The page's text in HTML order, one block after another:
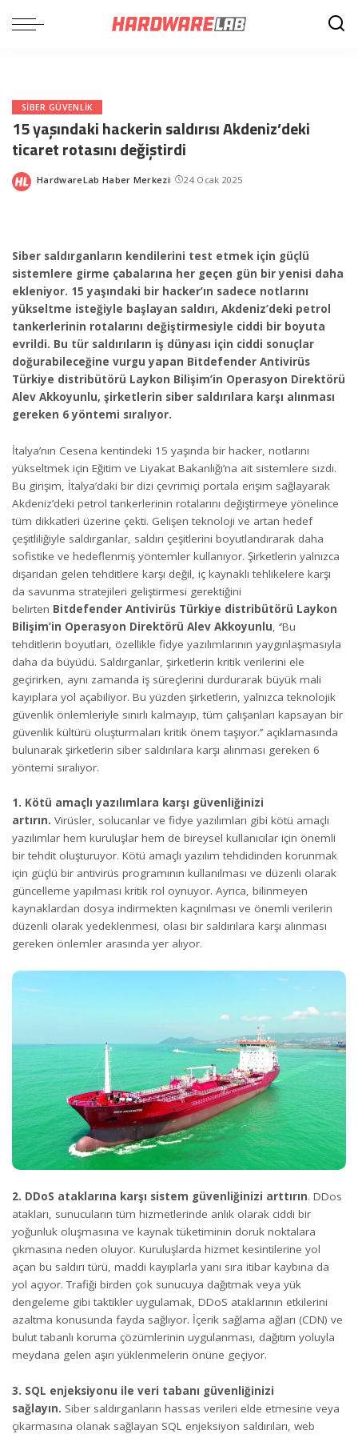
SIBER GÜVENLIK
15 yaşındaki hackerin saldırısı Akdeniz’deki
ticaret rotasını değiştirdi
Posted
HardwareLab Haber Merkezi 24 Ocak 2025
Siber saldırganların kendilerini test etmek için güçlü
sistemlere girme çabalarına her geçen gün bir yenisi daha
ekleniyor. 15 yaşındaki bir hacker’ın sadece notlarını
yükseltme isteğiyle başlayan saldırı, Akdeniz’deki petrol
tankerlerinin rotalarını değiştirmesiyle ciddi bir boyuta
evrildi. Bu tür saldırıların iş dünyası için ciddi sonuçlar
doğurabileceğine vurgu yapan Bitdefender Antivirüs
Türkiye distribütörü Laykon Bilişim’in Operasyon Direktörü
Alev Akkoyunlu, şirketlerin siber saldırılara karşı alınması
gereken 6 yöntemi sıralıyor.
İtalya’nın Cesena kentindeki 15 yaşında bir hacker, notlarını
yükseltmek için Eğitim ve Liyakat Bakanlığı’na ait sistemlere sızdı.
Bu girişim, İtalya’daki bir dizi çevrimiçi portala erişim sağlayarak
Akdeniz’deki petrol tankerlerinin rotalarını değiştirmeye yönelince
tüm dikkatleri üzerine çekti. Gelişen teknoloji ve artan hedef
çeşitliliğiyle saldırganlar, saldırı çeşitlerini boyutlandırarak daha
sofistike ve hedeflenmiş yöntemler kullanıyor. Şirketlerin yalnızca
dışarıdan gelen tehditlere karşı değil, iç kaynaklı tehlikelere karşı
da savunma stratejileri geliştirmesi gerektiğini
belirten Bitdefender Antivirüs Türkiye distribütörü Laykon
Bilişim’in Operasyon Direktörü Alev Akkoyunlu , ‘’Bu
tehditlerin boyutları, özellikle fidye yazılımlarının yaygınlaşmasıyla
daha da büyüdü. Saldırganlar, şirketlerin kritik verilerini ele
geçirirken, aynı zamanda iş süreçlerini durdurarak büyük mali
kayıplara yol açabiliyor. Bu yüzden şirketlerin, yalnızca teknolojik
güvenlik önlemleriyle sınırlı kalmayıp, tüm çalışanları kapsayan bir
güvenlik kültürü oluşturmaları kritik önem taşıyor.’’ açıklamasında
bulunarak şirketlerin siber saldırılara karşı alınması gereken 6
yöntemi sıralıyor.
1. Kötü amaçlı yazılımlara karşı güvenliğinizi
artırın. Virüsler, solucanlar ve fidye yazılımları gibi kötü amaçlı
yazılımlar hem kuruluşlar hem de bireysel kullanıcılar için önemli
bir tehdit oluşturuyor. Kötü amaçlı yazılım tehdidinden korunmak
için güçlü bir antivirüs programının kullanılması ve düzenli olarak
güncelleme yapılması kritik rol oynuyor. Ayrıca, bilinmeyen
kaynaklardan dosya indirmekten kaçınılması ve önemli verilerin
düzenli olarak yedeklenmesi, olası bir saldırılara karşı alınması
gereken önlemler arasında yer alıyor.
2. DDoS ataklarına karşı sistem güvenliğinizi arttırın. DDos
atakları, sunucuların tüm hizmetlerinde anlık olarak ciddi bir
yoğunluk oluşmasına ve kaynak tüketiminin doruk noktalara
çıkmasına neden oluyor. Kuruluşlarda hizmet kesintilerine yol
açan bu saldırı türü, maddi kayıplarla yanı sıra itibar kaybına da
yol açıyor. Trafiği birden çok sunucuya dağıtmak veya yük
dengeleme gibi taktikler uygulamak, DDoS ataklarının etkilerini
azaltma konusunda fayda sağlıyor. İçerik sağlama ağları (CDN) ve
bulut tabanlı koruma çözümlerinin uygulanması, dağıtım yoluyla
meydana gelen aşırı yüklenmelerin önüne geçiyor.
3. SQL enjeksiyonu ile veri tabanı güvenliğinizi
sağlayın. Siber saldırganların hassas verileri elde etmesine veya
çıkarmasına olanak sağlayan SQL enjeksiyon saldırıları, web